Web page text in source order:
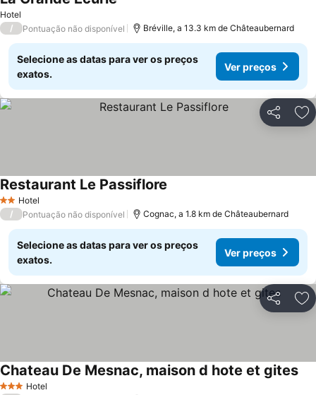
Hotel
/ Pontuação não disponível Bréville, a 13.3 km de Châteaubernard
Selecione as datas para ver os preços
exatos.
Ver preços
Partilhar
2 Estrelas
Hotel
Restaurant Le Passiflore
/ Pontuação não disponível Cognac, a 1.8 km de Châteaubernard
Selecione as datas para ver os preços
exatos.
Ver preços
Partilhar
3 EstrelasHotel
Chateau De Mesnac, maison d hote et gites